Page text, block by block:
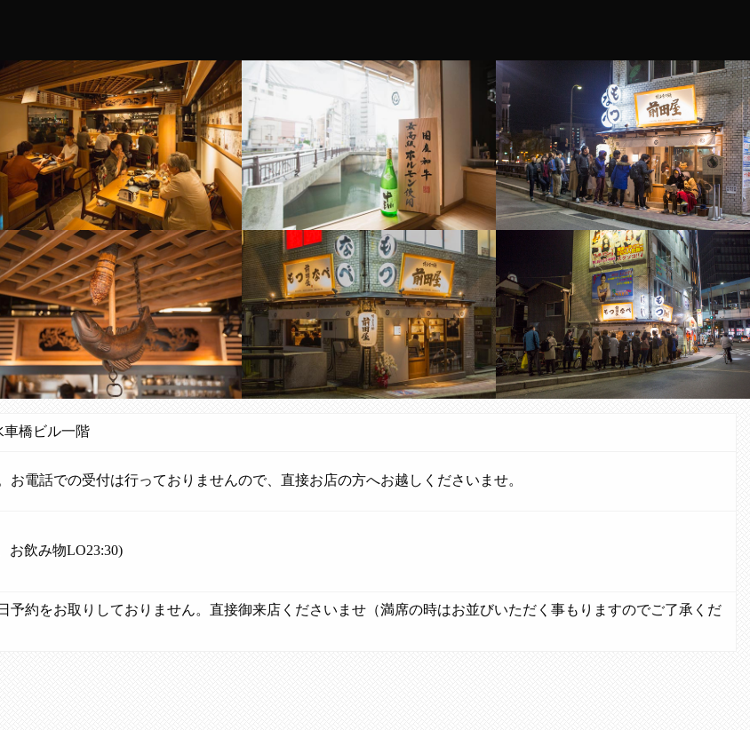
車橋ビル一階
電話での受付は行っておりませんので、直接お店の方へお越しくださいませ。
お飲み物LO23:30)
予約をお取りしておりません。直接御来店くださいませ（満席の時はお並びいただく事もりますのでご了承くだ